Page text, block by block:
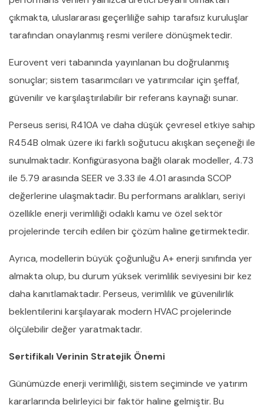
çıkmakta, uluslararası geçerliliğe sahip tarafsız kuruluşlar
tarafından onaylanmış resmi verilere dönüşmektedir.
Eurovent veri tabanında yayınlanan bu doğrulanmış
sonuçlar; sistem tasarımcıları ve yatırımcılar için şeffaf,
güvenilir ve karşılaştırılabilir bir referans kaynağı sunar.
Perseus serisi, R410A ve daha düşük çevresel etkiye sahip
R454B olmak üzere iki farklı soğutucu akışkan seçeneği ile
sunulmaktadır. Konfigürasyona bağlı olarak modeller, 4.73
ile 5.79 arasında SEER ve 3.33 ile 4.01 arasında SCOP
değerlerine ulaşmaktadır. Bu performans aralıkları, seriyi
özellikle enerji verimliliği odaklı kamu ve özel sektör
projelerinde tercih edilen bir çözüm haline getirmektedir.
Ayrıca, modellerin büyük çoğunluğu A+ enerji sınıfında yer
almakta olup, bu durum yüksek verimlilik seviyesini bir kez
daha kanıtlamaktadır. Perseus, verimlilik ve güvenilirlik
beklentilerini karşılayarak modern HVAC projelerinde
ölçülebilir değer yaratmaktadır.
Sertifikalı Verinin Stratejik Önemi
Günümüzde enerji verimliliği, sistem seçiminde ve yatırım
kararlarında belirleyici bir faktör haline gelmiştir. Bu